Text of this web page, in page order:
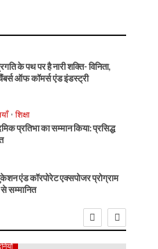
के पथ पर है नारी शक्ति- विनिता,
ऑफ कॉमर्स एंड इंडस्ट्री
• शिक्षा
प्रतिभा का सम्मान किया: प्रसिद्ध
एंड कॉरपोरेट एक्सपोजर प्रोग्राम
सम्मानित